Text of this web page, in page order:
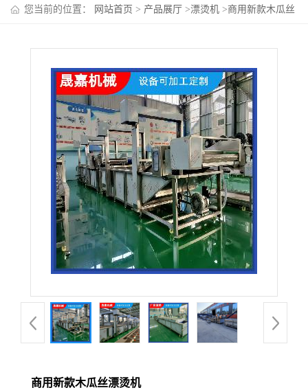
您当前的位置： 网站首页 > 产品展厅 >漂烫机 >商用新款木瓜丝
商用新款木瓜丝漂烫机